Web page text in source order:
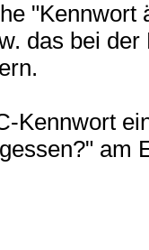
"Kennwort
das bei
Kennwort
am